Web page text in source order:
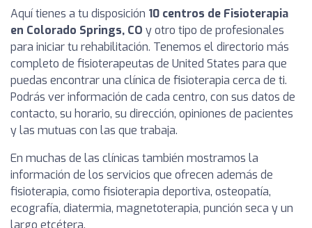
Aquí tienes a tu disposición 10 centros de Fisioterapia
en Colorado Springs, CO y otro tipo de profesionales
para iniciar tu rehabilitación. Tenemos el directorio más
completo de fisioterapeutas de United States para que
puedas encontrar una clínica de fisioterapia cerca de ti.
Podrás ver información de cada centro, con sus datos de
contacto, su horario, su dirección, opiniones de pacientes
y las mutuas con las que trabaja.
En muchas de las clínicas también mostramos la
información de los servicios que ofrecen además de
fisioterapia, como fisioterapia deportiva, osteopatía,
ecografía, diatermia, magnetoterapia, punción seca y un